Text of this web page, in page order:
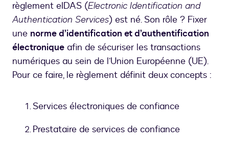
règlement eIDAS (Electronic Identification and
Authentication Services) est né. Son rôle ? Fixer
une norme d’identification et d’authentification
électronique afin de sécuriser les transactions
numériques au sein de l’Union Européenne (UE).
Pour ce faire, le règlement définit deux concepts :
Services électroniques de confiance
Prestataire de services de confiance